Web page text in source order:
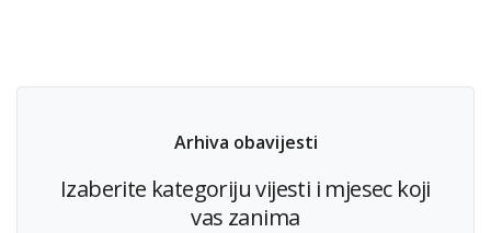
Arhiva obavijesti
Izaberite kategoriju vijesti i mjesec koji
vas zanima